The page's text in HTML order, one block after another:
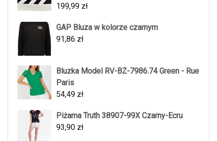
199,99 zł
GAP Bluza w kolorze czarnym
91,86 zł
Bluzka Model RV-BZ-7986.74 Green - Rue
Paris
54,49 zł
Piżama Truth 38907-99X Czarny-Ecru
93,90 zł